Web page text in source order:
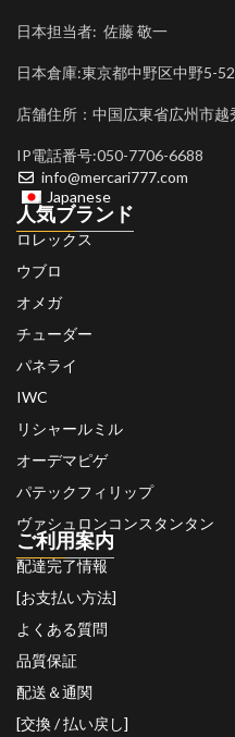
日本担当者: 佐藤 敬一
日本倉庫:東京都中野区中野5-
店舗住所：中国広東省広州市
IP電話番号:050-7706-6688
info@mercari777.com
Japanese
人気ブランド
ロレックス
ウブロ
オメガ
チューダー
パネライ
IWC
リシャールミル
オーデマピゲ
パテックフィリップ
ヴァシュロンコンスタンタン
ご利用案内
配達完了情報
[お支払い方法]
よくある質問
品質保証
配送＆通関
[交換 / 払い戻し]